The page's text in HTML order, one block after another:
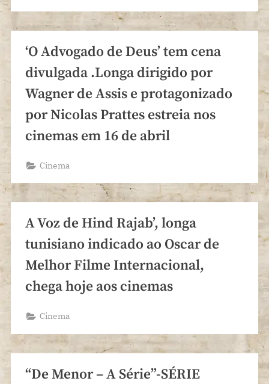
‘O Advogado de Deus’ tem cena
divulgada .Longa dirigido por
Wagner de Assis e protagonizado
por Nicolas Prattes estreia nos
cinemas em 16 de abril
Cinema
A Voz de Hind Rajab’, longa
tunisiano indicado ao Oscar de
Melhor Filme Internacional,
chega hoje aos cinemas
Cinema
“De Menor – A Série”-SÉRIE